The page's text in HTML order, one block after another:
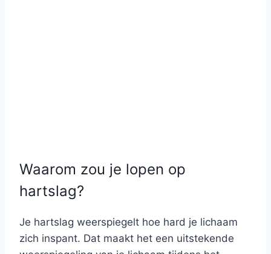
Waarom zou je lopen op
hartslag?
Je hartslag weerspiegelt hoe hard je lichaam
zich inspant. Dat maakt het een uitstekende